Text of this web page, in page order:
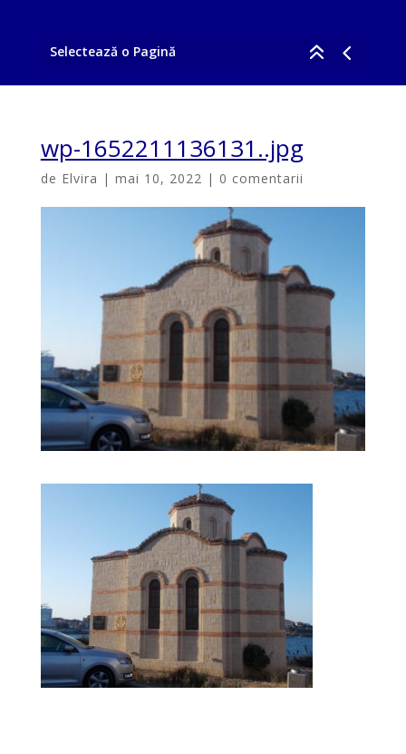
Selectează o Pagină
wp-1652211136131..jpg
de Elvira | mai 10, 2022 | 0 comentarii